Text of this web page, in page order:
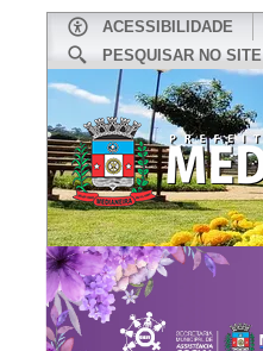
ACESSIBILIDADE
PESQUISAR NO SITE